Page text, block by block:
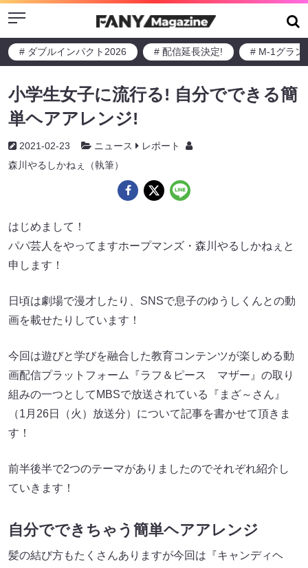
Menu
# ダブルインパクト2026 # 配信延長決定! # M-1グラン
小学生女子に流行る! 自分でできる簡
単ヘアアレンジ!
2021-02-23 ニュース
レポート
森川やるしかねぇ（執筆）
はじめまして！
パパ芸人をやってますホープマンズ・森川やるしかねぇと
申します！
日頃は劇場で漫才したり、SNSで息子のゆうしくんとの動
画を載せたりしています！
今回は遊びと学びを融合した教育コンテンツが楽しめる動
画配信プラットフォーム『ラフ＆ピース マザー』の取り
組みの一つとしてMBSで放送されている『まざ～さん』
（1月26日（火）放送分）について記事を書かせて頂きま
す！
前半後半で2つのテーマがありましたのでそれぞれ紹介し
ていきます！
自分でできちゃう簡単ヘアアレンジ
髪の結び方もたくさんありますが今回は『キャンディヘ